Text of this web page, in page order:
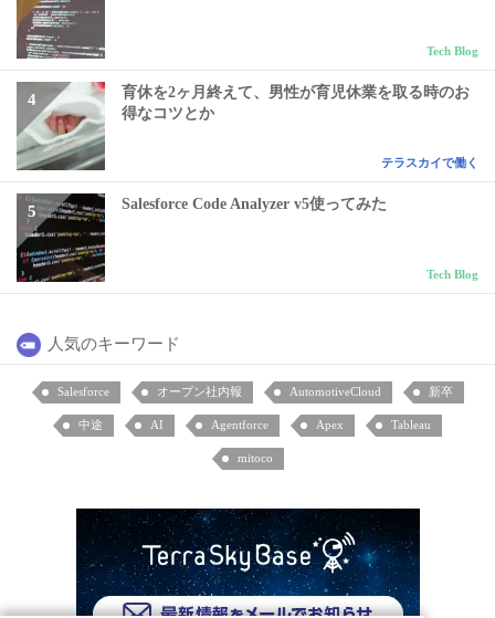
Tech Blog
育休を2ヶ月終えて、男性が育児休業を取る時のお
得なコツとか
テラスカイで働く
Salesforce Code Analyzer v5使ってみた
Tech Blog
人気のキーワード
Salesforce オープン社内報 AutomotiveCloud 新卒
中途 AI Agentforce Apex Tableau
mitoco